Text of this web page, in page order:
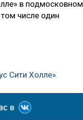
в подмосковном
том числе один
Сити Холле»